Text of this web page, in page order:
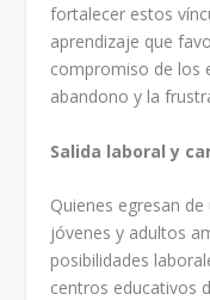
fortalecer estos
aprendizaje que
compromiso de los
abandono y la
Salida laboral y
Quienes egresan
jóvenes y adultos
posibilidades
centros educativos